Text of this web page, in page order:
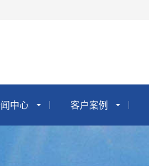
中心 客户案例